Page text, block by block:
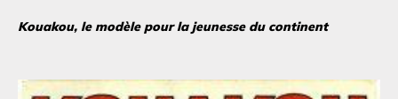
Kouakou, le modèle pour la jeunesse du continent